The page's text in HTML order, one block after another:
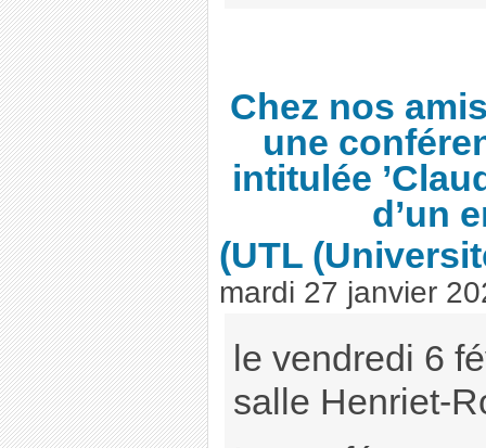
Chez nos
une
intitulée
d’un
(UTL
mardi 27 janvier
le vendredi 6
salle Henriet-